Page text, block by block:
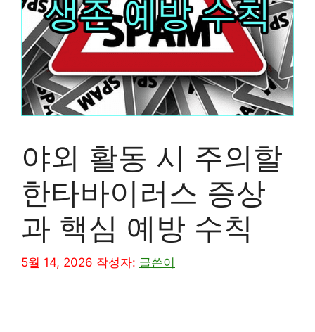
야외 활동 시 주의할
한타바이러스 증상
과 핵심 예방 수칙
5월 14, 2026 작성자: 글쓴이